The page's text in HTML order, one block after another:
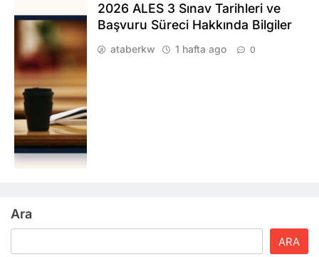
2026 ALES 3 Sınav Tarihleri ve
Başvuru Süreci Hakkında Bilgiler
ataberkw 1 hafta ago 0
Ara
ARA